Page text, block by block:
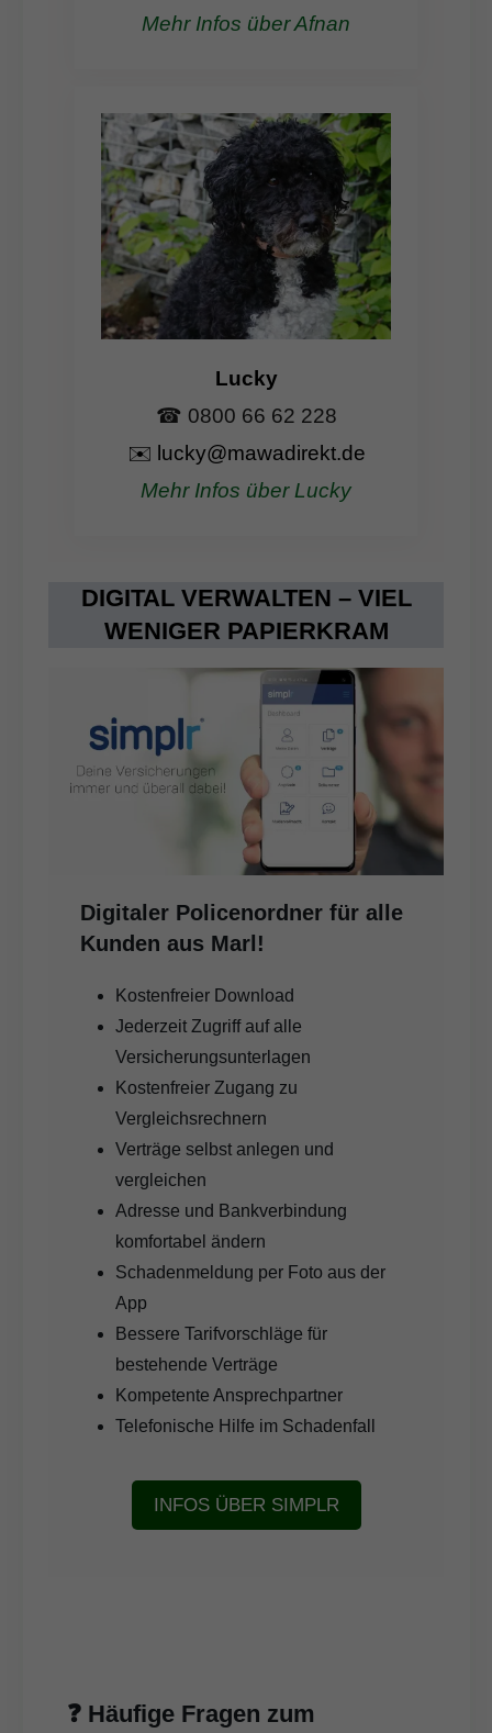
Mehr Infos über Afnan
Lucky
☎ 0800 66 62 228
✉️ lucky@mawadirekt.de
Mehr Infos über Lucky
DIGITAL VERWALTEN – VIEL
WENIGER PAPIERKRAM
Digitaler Policenordner für alle
Kunden aus Marl!
Kostenfreier Download
Jederzeit Zugriff auf alle
Versicherungsunterlagen
Kostenfreier Zugang zu
Vergleichsrechnern
Verträge selbst anlegen und
vergleichen
Adresse und Bankverbindung
komfortabel ändern
Schadenmeldung per Foto aus der
App
Bessere Tarifvorschläge für
bestehende Verträge
Kompetente Ansprechpartner
Telefonische Hilfe im Schadenfall
INFOS ÜBER SIMPLR
❓ Häufige Fragen zum